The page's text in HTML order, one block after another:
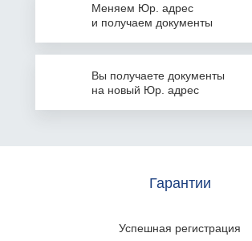
Меняем Юр. адрес
и получаем документы
Вы получаете документы
на новый Юр. адрес
Гарантии
Успешная регистрация